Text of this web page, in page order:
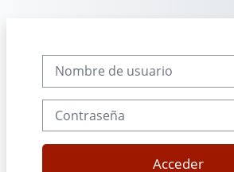
Nombre de usuario
Acceder